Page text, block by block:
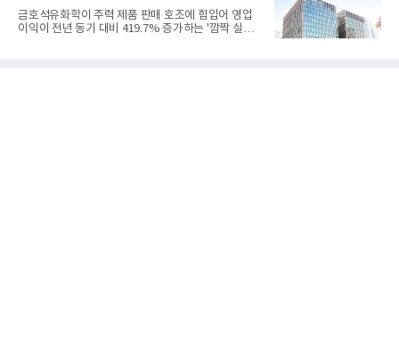
중하겠다는 취지로 풀이된다.7일 업계에 따르면 카카
오는 올해 2분기 연결 기준 매출 2조985억원, 영업이
익 2770억원을 기록했다. 전년 동기 대비 매출과 영업
금호석유화학이 주력 제품 판매 호조에 힘입어 영업
이익이 전년 동기 대비 419.7% 증가하는 '깜짝 실